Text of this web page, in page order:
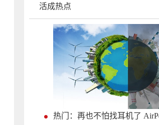
活成热点
热门：再也不怕找耳机了